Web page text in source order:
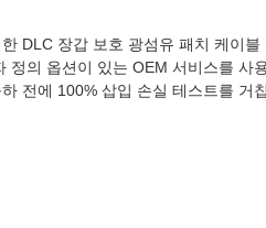
DLC 장갑 보호 광섬유 패치 케이
의 옵션이 있는 OEM 서비스를 사
전에 100% 삽입 손실 테스트를 거